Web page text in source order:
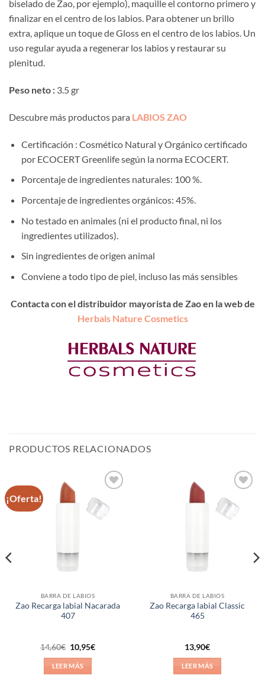
biselado de Zao, por ejemplo), maquille el contorno primero y
finalizar en el centro de los labios. Para obtener un brillo
extra, aplique un toque de Gloss en el centro de los labios. Un
uso regular ayuda a regenerar los labios y restaurar su
plenitud.
Peso neto : 3.5 gr
Descubre más productos para LABIOS ZAO
Certificación : Cosmético Natural y Orgánico certificado
por ECOCERT Greenlife según la norma ECOCERT.
Porcentaje de ingredientes naturales: 100 %.
Porcentaje de ingredientes orgánicos: 45%.
No testado en animales (ni el producto final, ni los
ingredientes utilizados).
Sin ingredientes de origen animal
Conviene a todo tipo de piel, incluso las más sensibles
Contacta con el distribuidor mayorista de Zao en la web de
Herbals Nature Cosmetics
PRODUCTOS RELACIONADOS
¡Oferta!
a la
BARRA DE LABIOS
Zao Recarga labial Nacarada
407
14,60€ El
precio
original
era:
14,60€.
10,95€El
LEER MÁS
a la
BARRA DE LABIOS
Zao Recarga labial Classic
465
13,90€
LEER MÁS